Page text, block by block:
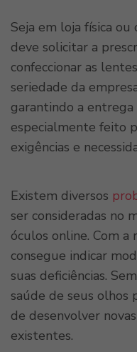
Seja em loja física ou
deve solicitar a
confeccionar as
seriedade da
garantindo a
especialmente feito
exigências e
Existem diversos
ser consideradas no
óculos online. Com a
consegue indicar
suas deficiências.
saúde de seus olhos
de desenvolver
existentes.